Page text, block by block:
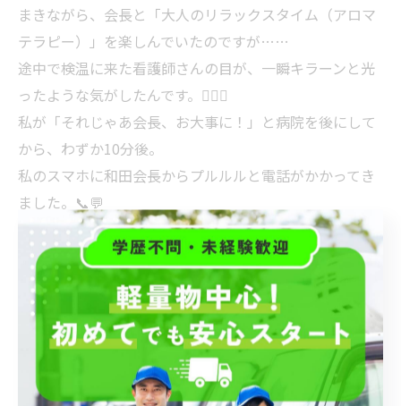
まきながら、会長と「大人のリラックスタイム（アロマ
テラピー）」を楽しんでいたのですが……
途中で検温に来た看護師さんの目が、一瞬キラーンと光
ったような気がしたんです。🕵️‍♀️🚨
私が「それじゃあ会長、お大事に！」と病院を後にして
から、わずか10分後。
私のスマホに和田会長からプルルルと電話がかかってき
ました。📞💬
和田会長：「鈴木ぃ！お前が帰った直後に、白い服着た
上層部みたいなのが4人くらいズカズカ入ってきてさぁ！
『和田さん！！！〇〇〇＃＄％＆’）（＃＄’💢』ってめ
ちゃくちゃ怒られたわ！！（大爆笑）」
どうやら看護師さんのレーダーをファブリーズで誤魔化
しきることはできなかったようです（笑）。完全にチク
られた？？🤣🚑（※病院内は全面禁煙です。）